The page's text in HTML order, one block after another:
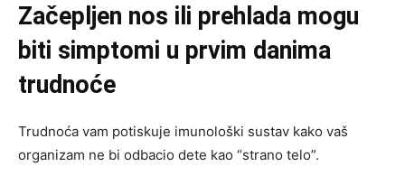
Začepljen nos ili prehlada mogu
biti simptomi u prvim danima
trudnoće
Trudnoća vam potiskuje imunološki sustav kako vaš
organizam ne bi odbacio dete kao “strano telo”.